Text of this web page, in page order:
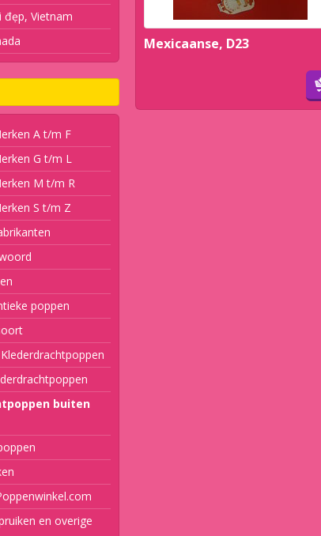
Vietnam
A t/m F
G t/m L
M t/m R
S t/m Z
poppen
buiten
en overige
Mexicaanse, D23